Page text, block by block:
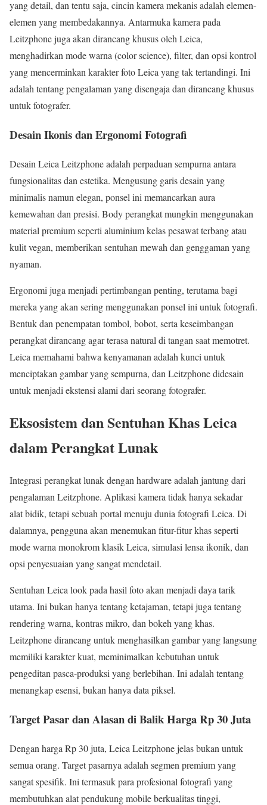
yang detail, dan tentu saja, cincin kamera mekanis adalah elemen-
elemen yang membedakannya. Antarmuka kamera pada
Leitzphone juga akan dirancang khusus oleh Leica,
menghadirkan mode warna (color science), filter, dan opsi kontrol
yang mencerminkan karakter foto Leica yang tak tertandingi. Ini
adalah tentang pengalaman yang disengaja dan dirancang khusus
untuk fotografer.
Desain Ikonis dan Ergonomi Fotografi
Desain Leica Leitzphone adalah perpaduan sempurna antara
fungsionalitas dan estetika. Mengusung garis desain yang
minimalis namun elegan, ponsel ini memancarkan aura
kemewahan dan presisi. Body perangkat mungkin menggunakan
material premium seperti aluminium kelas pesawat terbang atau
kulit vegan, memberikan sentuhan mewah dan genggaman yang
nyaman.
Ergonomi juga menjadi pertimbangan penting, terutama bagi
mereka yang akan sering menggunakan ponsel ini untuk fotografi.
Bentuk dan penempatan tombol, bobot, serta keseimbangan
perangkat dirancang agar terasa natural di tangan saat memotret.
Leica memahami bahwa kenyamanan adalah kunci untuk
menciptakan gambar yang sempurna, dan Leitzphone didesain
untuk menjadi ekstensi alami dari seorang fotografer.
Eksosistem dan Sentuhan Khas Leica
dalam Perangkat Lunak
Integrasi perangkat lunak dengan hardware adalah jantung dari
pengalaman Leitzphone. Aplikasi kamera tidak hanya sekadar
alat bidik, tetapi sebuah portal menuju dunia fotografi Leica. Di
dalamnya, pengguna akan menemukan fitur-fitur khas seperti
mode warna monokrom klasik Leica, simulasi lensa ikonik, dan
opsi penyesuaian yang sangat mendetail.
Sentuhan Leica look pada hasil foto akan menjadi daya tarik
utama. Ini bukan hanya tentang ketajaman, tetapi juga tentang
rendering warna, kontras mikro, dan bokeh yang khas.
Leitzphone dirancang untuk menghasilkan gambar yang langsung
memiliki karakter kuat, meminimalkan kebutuhan untuk
pengeditan pasca-produksi yang berlebihan. Ini adalah tentang
menangkap esensi, bukan hanya data piksel.
Target Pasar dan Alasan di Balik Harga Rp 30 Juta
Dengan harga Rp 30 juta, Leica Leitzphone jelas bukan untuk
semua orang. Target pasarnya adalah segmen premium yang
sangat spesifik. Ini termasuk para profesional fotografi yang
membutuhkan alat pendukung mobile berkualitas tinggi,